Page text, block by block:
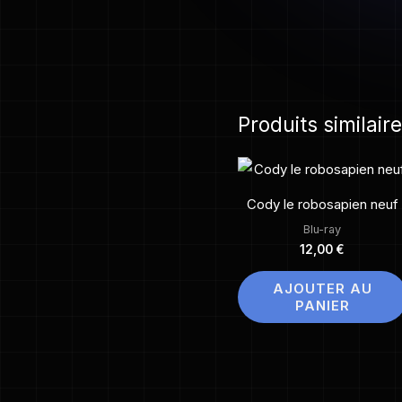
Produits
Cody le robosapien neuf
Blu-ray
12,00 €
AJOUTER AU
PANIER